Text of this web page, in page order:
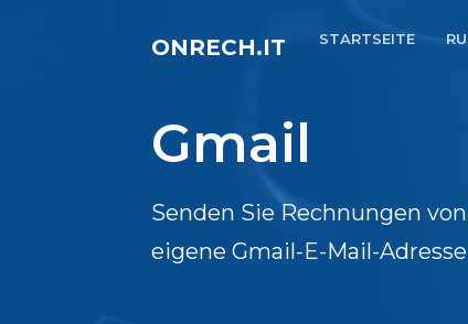
ONRECH.IT STARTSEITE
Gmail
Senden Sie Rechnungen
eigene Gmail-E-Mail-Adresse